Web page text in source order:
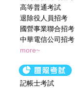
高等普通考試
退除役人員招考
國營事業聯合招考
中華電信公司招考
more~
記帳士考試